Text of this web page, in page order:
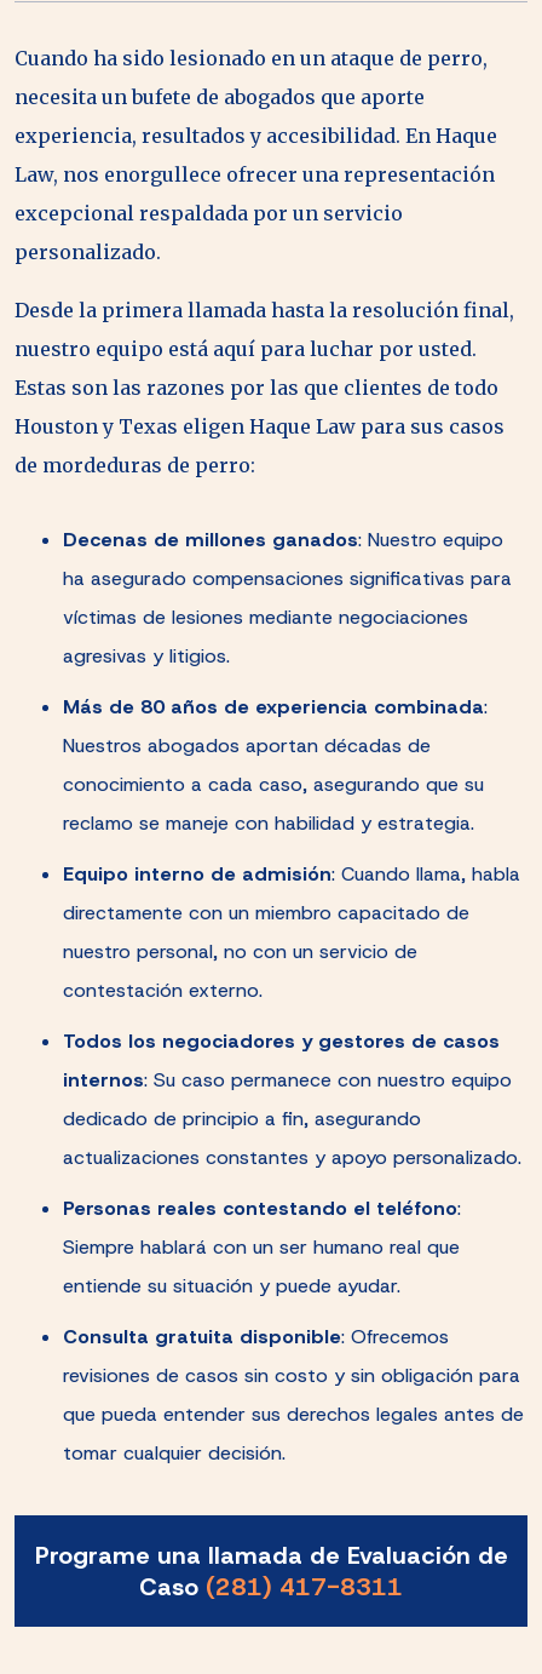
Cuando ha sido lesionado en un ataque de perro,
necesita un bufete de abogados que aporte
experiencia, resultados y accesibilidad. En Haque
Law, nos enorgullece ofrecer una representación
excepcional respaldada por un servicio
personalizado.
Desde la primera llamada hasta la resolución final,
nuestro equipo está aquí para luchar por usted.
Estas son las razones por las que clientes de todo
Houston y Texas eligen Haque Law para sus casos
de mordeduras de perro:
Decenas de millones ganados: Nuestro equipo
ha asegurado compensaciones significativas para
víctimas de lesiones mediante negociaciones
agresivas y litigios.
Más de 80 años de experiencia combinada:
Nuestros abogados aportan décadas de
conocimiento a cada caso, asegurando que su
reclamo se maneje con habilidad y estrategia.
Equipo interno de admisión: Cuando llama, habla
directamente con un miembro capacitado de
nuestro personal, no con un servicio de
contestación externo.
Todos los negociadores y gestores de casos
internos: Su caso permanece con nuestro equipo
dedicado de principio a fin, asegurando
actualizaciones constantes y apoyo personalizado.
Personas reales contestando el teléfono:
Siempre hablará con un ser humano real que
entiende su situación y puede ayudar.
Consulta gratuita disponible: Ofrecemos
revisiones de casos sin costo y sin obligación para
que pueda entender sus derechos legales antes de
tomar cualquier decisión.
Programe una llamada de Evaluación de
Caso (281) 417-8311